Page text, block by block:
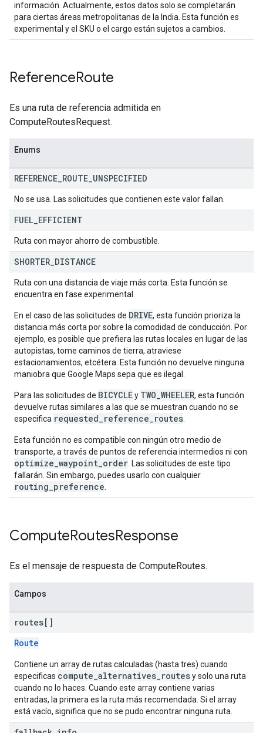
información. Actualmente, estos datos solo se completarán
para ciertas áreas metropolitanas de la India. Esta función es
experimental y el SKU o el cargo están sujetos a cambios.
ReferenceRoute
Es una ruta de referencia admitida en
ComputeRoutesRequest.
Enums
REFERENCE ROUTE UNSPECIFIED
No se usa. Las solicitudes que contienen este valor fallan.
FUEL EFFICIENT
Ruta con mayor ahorro de combustible.
SHORTER DISTANCE
Ruta con una distancia de viaje más corta. Esta función se
encuentra en fase experimental.
En el caso de las solicitudes de DRIVE, esta función prioriza la
distancia más corta por sobre la comodidad de conducción. Por
ejemplo, es posible que prefiera las rutas locales en lugar de las
autopistas, tome caminos de tierra, atraviese
estacionamientos, etcétera. Esta función no devuelve ninguna
maniobra que Google Maps sepa que es ilegal.
Para las solicitudes de BICYCLEy TWO_WHEELER, esta función
devuelve rutas similares a las que se muestran cuando no se
especifica requested_reference_routes
Esta función no es compatible con ningún otro medio de
transporte, a través de puntos de referencia intermedios ni con
optimize_waypoint_order . Las solicitudes de este tipo
fallarán. Sin embargo, puedes usarlo con cualquier
routing_preference
ComputeRoutesResponse
Es el mensaje de respuesta de ComputeRoutes.
Campos
routes[]
Route
Contiene un array de rutas calculadas (hasta tres) cuando
especificas compute_alternatives_routesy solo una ruta
cuando no lo haces. Cuando este array contiene varias
entradas, la primera es la ruta más recomendada. Si el array
está vacío, significa que no se pudo encontrar ninguna ruta.